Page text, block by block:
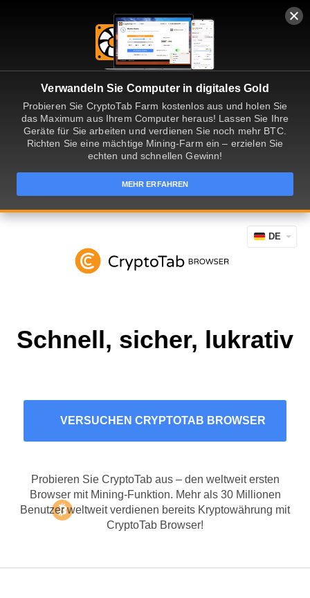
Verwandeln Sie Computer in digitales Gold
Probieren Sie CryptoTab Farm kostenlos aus und holen Sie
das Maximum aus Ihrem Computer heraus! Lassen Sie Ihre
Geräte für Sie arbeiten und verdienen Sie noch mehr BTC.
Richten Sie eine mächtige Mining-Farm ein – erzielen Sie
echten und schnellen Gewinn!
MEHR ERFAHREN
Schnell, sicher, lukrativ
VERSUCHEN CRYPTOTAB BROWSER
Probieren Sie CryptoTab aus – den weltweit ersten
Browser mit Mining-Funktion. Mehr als 30 Millionen
Benutzer weltweit verdienen bereits Kryptowährung mit
CryptoTab Browser!
DE